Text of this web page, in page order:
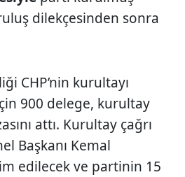
dilekçesinden sonra
CHP’nin kurultayı
900 delege, kurultay
attı. Kurultay çağrı
Başkanı Kemal
edilecek ve partinin 15